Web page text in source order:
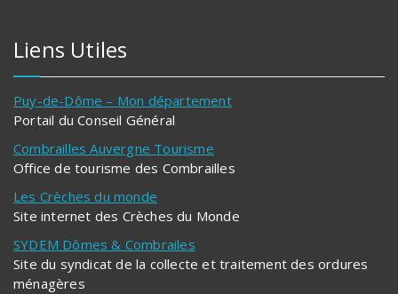
Liens Utiles
Puy-de-Dôme – Mon département
Portail du Conseil Général
Combrailles Auvergne Tourisme
Office de tourisme des Combrailles
Les Crèches du monde
Site internet des Crèches du Monde
SYDEM Dômes & Combrailes
Site du syndicat de la collecte et traitement des ordures
ménagères